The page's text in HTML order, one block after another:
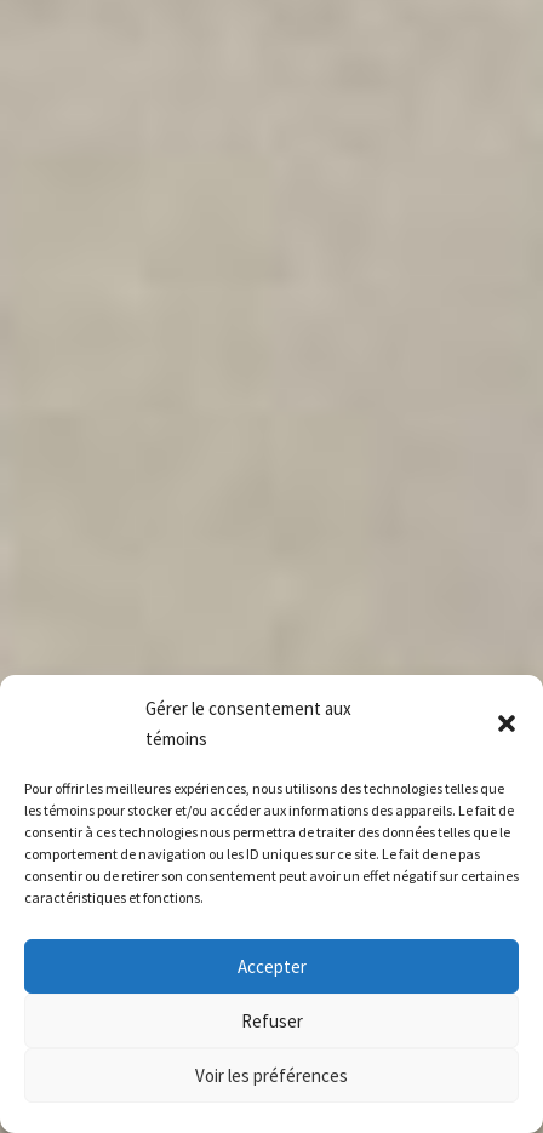
Gérer le consentement aux
témoins
Pour offrir les meilleures expériences, nous utilisons des technologies telles que
les témoins pour stocker et/ou accéder aux informations des appareils. Le fait de
consentir à ces technologies nous permettra de traiter des données telles que le
comportement de navigation ou les ID uniques sur ce site. Le fait de ne pas
consentir ou de retirer son consentement peut avoir un effet négatif sur certaines
caractéristiques et fonctions.
Accepter
Refuser
Voir les préférences